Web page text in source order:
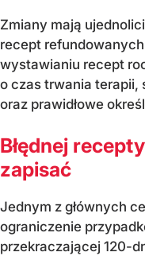
Zmiany mają
recept
wystawianiu recept
o czas trwania terapii,
oraz prawidłowe
Błędnej
zapisać
Jednym z głównych
ograniczenie
przekraczającej 120-